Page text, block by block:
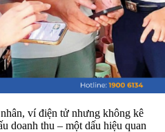
ví điện tử nhưng không kê
doanh thu – một dấu hiệu quan